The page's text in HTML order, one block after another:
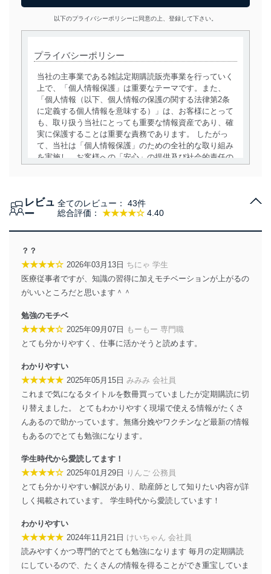
以下のプライバシーポリシーに同意の上、登録して下さい。
プライバシーポリシー
当社の主事業である雑誌定期購読販売事業を行っていく
上で、「個人情報保護」は重要なテーマです。また、
「個人情報（以下、個人情報の保護の関する法律第2条
に定義する個人情報を意味する）」は、お客様にとって
も、取り扱う当社にとっても重要な情報資産であり、確
実に保護することは重要な責務であります。 したがっ
て、当社は「個人情報保護」のための全社的な取り組み
を実施し、お客様への「安心」の提供及び社会的責任の
当社は、個人情報の取得・利用・提供に際して、その利
個人情報は、同意を得ずに目的外利用、第三者への提
供・開示は行いません。当社においてはこれらの取り組
みを確実にするため、従業者等の教育を徹底してまいり
ます。また、目的外利用を行わないために、適切な管理
法令遵守
当社は、個人情報に関連する法令、国が定める指針及び
に、これらの法令及びその他の規範を常に適合させま
す。
個人情報の安全管理措置
当社は、個人情報の正確性及び安全性を確保するため
に、下記セキュリティ対策をはじめとする安全対策を実
正に努めます。
アクセス制御
個人データを取り扱うことのできる機器及び当該
機器を取り扱う従業者を明確化し、 個人データへ
アクセス者の識別と認証
機器に標準装備されているユーザー制御機能（ユ
ーザーアカウント制御）により、個人情報データ
ベース等を取り扱う情報システムを使用する従業
レビュ
ー
総合評価： ★★★★☆ 4.40
全てのレビュー： 43件
？？
★★★★☆ 2026年03月13日 ちにゃ 学生
医療従事者ですが、知識の習得に加えモチベーションが上がるの
がいいところだと思います＾＾
勉強のモチベ
★★★★☆ 2025年09月07日 もーもー 専門職
とても分かりやすく、仕事に活かそうと読めます。
わかりやすい
★★★★★ 2025年05月15日 みみみ 会社員
これまで気になるタイトルを数冊買っていましたが定期購読に切
り替えました。 とてもわかりやすく現場で使える情報がたくさ
んあるので助かっています。無痛分娩やワクチンなど最新の情報
もあるのでとても勉強になります。
学生時代から愛読してます！
★★★★☆ 2025年01月29日
りんご 公務員
とても分かりやすい解説があり、助産師として知りたい内容が詳
しく掲載されています。 学生時代から愛読しています！
わかりやすい
★★★★★ 2024年11月21日 けいちゃん 会社員
読みやすくかつ専門的でとても勉強になります 毎月の定期購読
にしているので、たくさんの情報を得ることができ重宝していま